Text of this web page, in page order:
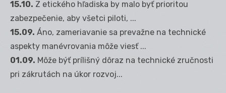
15.10. Z etického hľadiska by malo byť prioritou
zabezpečenie, aby všetci piloti, ...
15.09. Áno, zameriavanie sa prevažne na technické
aspekty manévrovania môže viesť ...
01.09. Môže býť prílišný dôraz na technické zručnosti
pri zákrutách na úkor rozvoj...